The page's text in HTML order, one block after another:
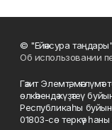
© "Ейәнсура
Об использовании
Гәзит Элемтә,
өлкәһендә күҙәтеү
Республикаһы
01803-сө теркәү